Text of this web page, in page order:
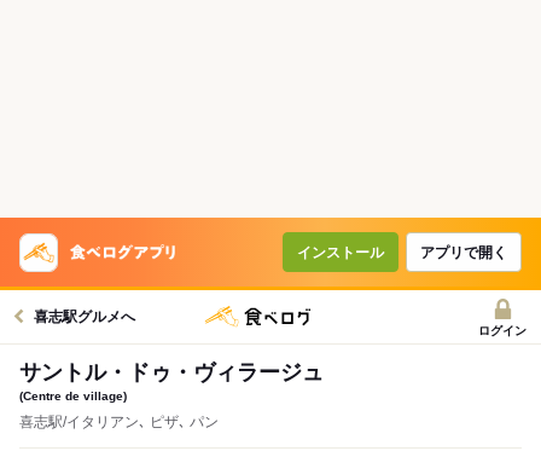
インストール アプリで開く
喜志駅グルメへ
ログイン
サントル・ドゥ・ヴィラージュ
(Centre de village)
喜志駅/イタリアン､ ピザ､ パン